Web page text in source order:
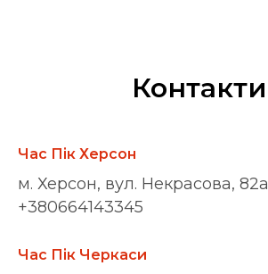
Контакти
Час Пік Херсон
м. Херсон, вул. Некрасова, 82а
+380664143345
Час Пік Черкаси